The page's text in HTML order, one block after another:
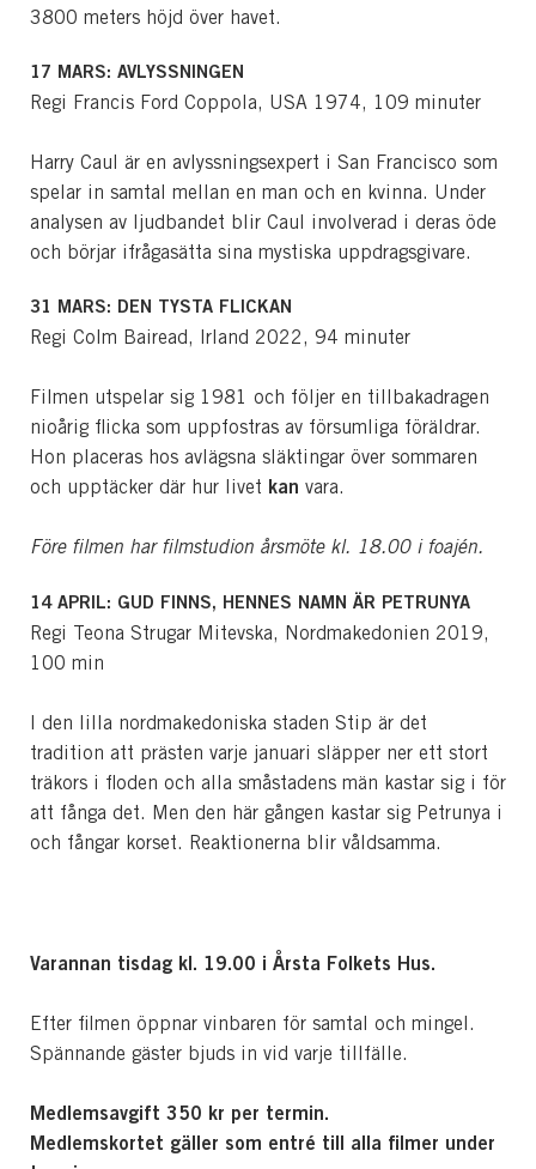
3800 meters höjd över havet.
17 MARS: AVLYSSNINGEN
Regi Francis Ford Coppola, USA 1974, 109 minuter
Harry Caul är en avlyssningsexpert i San Francisco som
spelar in samtal mellan en man och en kvinna. Under
analysen av ljudbandet blir Caul involverad i deras öde
och börjar ifrågasätta sina mystiska uppdragsgivare.
31 MARS: DEN TYSTA FLICKAN
Regi Colm Bairead, Irland 2022, 94 minuter
Filmen utspelar sig 1981 och följer en tillbakadragen
nioårig flicka som uppfostras av försumliga föräldrar.
Hon placeras hos avlägsna släktingar över sommaren
och upptäcker där hur livet kan vara.
Före filmen har filmstudion årsmöte kl. 18.00 i foajén.
14 APRIL: GUD FINNS, HENNES NAMN ÄR PETRUNYA
Regi Teona Strugar Mitevska, Nordmakedonien 2019,
100 min
I den lilla nordmakedoniska staden Stip är det
tradition att prästen varje januari släpper ner ett stort
träkors i floden och alla småstadens män kastar sig i för
att fånga det. Men den här gången kastar sig Petrunya i
och fångar korset. Reaktionerna blir våldsamma.
Varannan tisdag kl. 19.00 i Årsta Folkets Hus.
Efter filmen öppnar vinbaren för samtal och mingel.
Spännande gäster bjuds in vid varje tillfälle.
Medlemsavgift 350 kr per termin.
Medlemskortet gäller som entré till alla filmer under